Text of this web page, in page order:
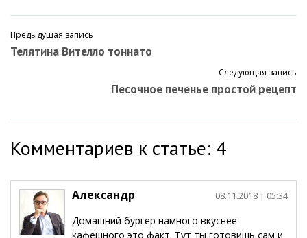
Предыдущая запись
Телятина Вителло тоннато
Следующая запись
Песочное печенье простой рецепт
Комментариев к статье: 4
Александр 08.11.2018 | 05:34
Домашний бургер намного вкуснее
кафешного это факт. Тут ты готовишь сам и